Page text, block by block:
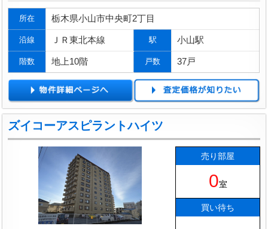
所在 栃木県小山市中央町2丁目
沿線 ＪＲ東北本線 駅 小山駅
階数 地上10階 戸数 37戸
ズイコーアスピラントハイツ
売り部屋
0室
買い待ち